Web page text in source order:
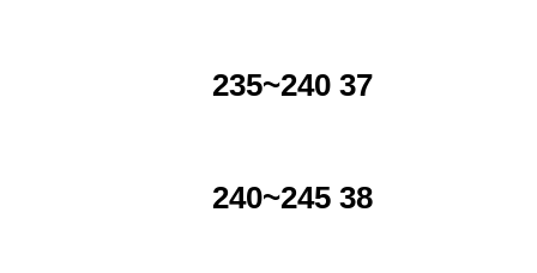
235~240 37
240~245 38